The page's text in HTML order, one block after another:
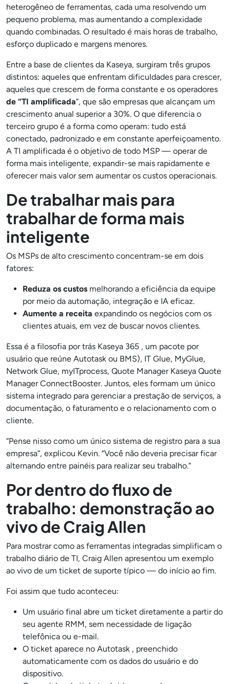
heterogêneo de ferramentas, cada uma resolvendo um
pequeno problema, mas aumentando a complexidade
quando combinadas. O resultado é mais horas de trabalho,
esforço duplicado e margens menores.
Entre a base de clientes da Kaseya, surgiram três grupos
distintos: aqueles que enfrentam dificuldades para crescer,
aqueles que crescem de forma constante e os operadores
de “TI amplificada”, que são empresas que alcançam um
crescimento anual superior a 30%. O que diferencia o
terceiro grupo é a forma como operam: tudo está
conectado, padronizado e em constante aperfeiçoamento.
A TI amplificada é o objetivo de todo MSP — operar de
forma mais inteligente, expandir-se mais rapidamente e
oferecer mais valor sem aumentar os custos operacionais.
De trabalhar mais para
trabalhar de forma mais
inteligente
Os MSPs de alto crescimento concentram-se em dois
fatores:
Reduza os custos melhorando a eficiência da equipe
por meio da automação, integração e IA eficaz.
Aumente a receita expandindo os negócios com os
clientes atuais, em vez de buscar novos clientes.
Essa é a filosofia por trás Kaseya 365 , um pacote por
usuário que reúne Autotask ou BMS), IT Glue, MyGlue,
Network Glue, myITprocess, Quote Manager Kaseya Quote
Manager ConnectBooster. Juntos, eles formam um único
sistema integrado para gerenciar a prestação de serviços, a
documentação, o faturamento e o relacionamento com o
cliente.
“Pense nisso como um único sistema de registro para a sua
empresa”, explicou Kevin. “Você não deveria precisar ficar
alternando entre painéis para realizar seu trabalho.”
Por dentro do fluxo de
trabalho: demonstração ao
vivo de Craig Allen
Para mostrar como as ferramentas integradas simplificam o
trabalho diário de TI, Craig Allen apresentou um exemplo
ao vivo de um ticket de suporte típico — do início ao fim.
Foi assim que tudo aconteceu:
Um usuário final abre um ticket diretamente a partir do
seu agente RMM, sem necessidade de ligação
telefônica ou e-mail.
O ticket aparece no Autotask , preenchido
automaticamente com os dados do usuário e do
dispositivo.